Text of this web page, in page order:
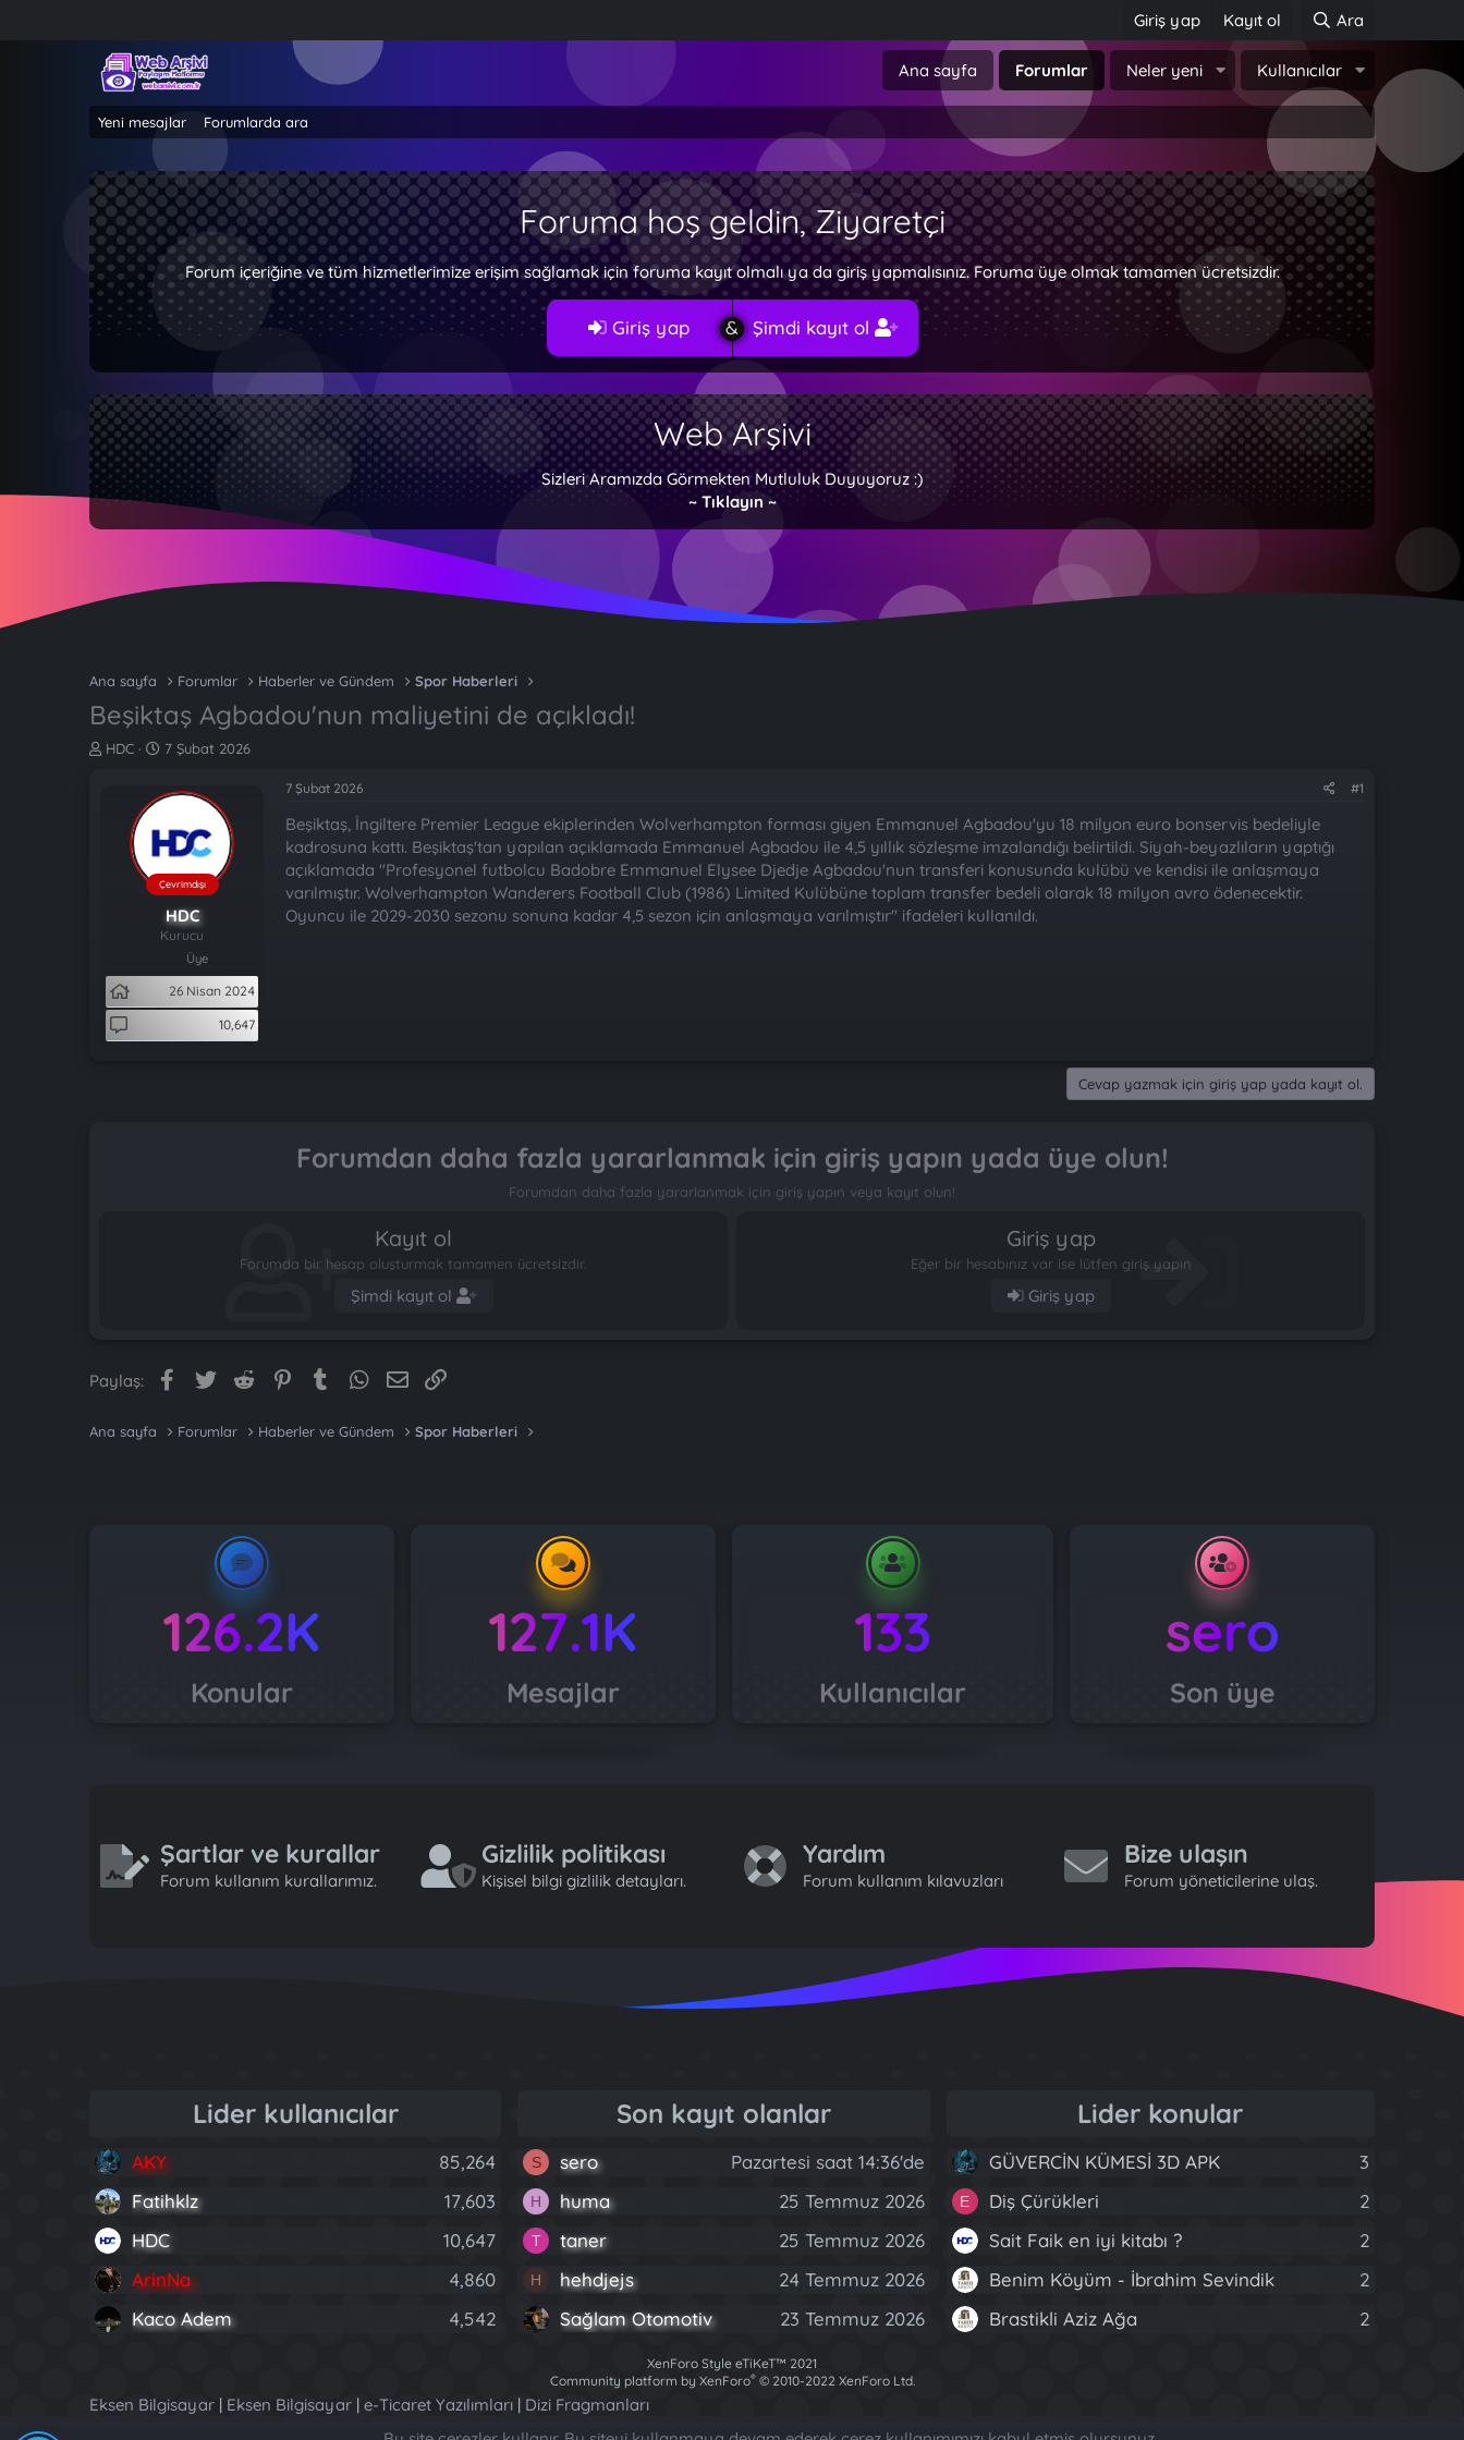
Giriş yap Kayıt ol Ara
Ana sayfa Forumlar Neler yeni Kullanıcılar
Yeni mesajlar Forumlarda ara
Foruma hoş geldin, Ziyaretçi
Forum içeriğine ve tüm hizmetlerimize erişim sağlamak için foruma kayıt olmalı ya da giriş yapmalısınız. Foruma üye olmak tamamen ücretsizdir.
Giriş yap Şimdi kayıt ol
Web Arşivi
Sizleri Aramızda Görmekten Mutluluk Duyuyoruz :)
~ Tıklayın ~
Ana sayfa Forumlar Haberler ve Gündem Spor Haberleri
Beşiktaş Agbadou'nun maliyetini de açıkladı!
K
t
a
n
HDC
B
a
n
ı
t
a
7 Şubat 2026
Çevrimdışı
HDC
Kurucu
Üye
26 Nisan 2024
10,647
7 Şubat 2026 #1
Beşiktaş, İngiltere Premier League ekiplerinden Wolverhampton forması giyen Emmanuel Agbadou'yu 18 milyon euro bonservis bedeliyle
kadrosuna kattı. Beşiktaş'tan yapılan açıklamada Emmanuel Agbadou ile 4,5 yıllık sözleşme imzalandığı belirtildi. Siyah-beyazlıların yaptığı
açıklamada "Profesyonel futbolcu Badobre Emmanuel Elysee Djedje Agbadou'nun transferi konusunda kulübü ve kendisi ile anlaşmaya
varılmıştır. Wolverhampton Wanderers Football Club (1986) Limited Kulübüne toplam transfer bedeli olarak 18 milyon avro ödenecektir.
Oyuncu ile 2029-2030 sezonu sonuna kadar 4,5 sezon için anlaşmaya varılmıştır'' ifadeleri kullanıldı.
Cevap yazmak için giriş yap yada kayıt ol.
Forumdan daha fazla yararlanmak için giriş yapın yada üye olun!
Forumdan daha fazla yararlanmak için giriş yapın veya kayıt olun!
Kayıt ol
Forumda bir hesap oluşturmak tamamen ücretsizdir.
Şimdi kayıt ol
Giriş yap
Eğer bir hesabınız var ise lütfen giriş yapın
Giriş yap
Paylaş: Facebook
Twitter Reddit PinterestTumblrWhatsApp
E-posta
Ana sayfa Forumlar Haberler ve Gündem Spor Haberleri
126.2K
Konular
127.1K
Mesajlar
133
Kullanıcılar
sero
Son üye
Şartlar ve kurallar
Forum kullanım kurallarımız.
Gizlilik politikası
Kişisel bilgi gizlilik detayları.
Yardım
Forum kullanım kılavuzları
Bize ulaşın
Forum yöneticilerine ulaş.
Lider kullanıcılar
AKY
85,264
Fatihklz
17,603
HDC
10,647
ArinNa
4,860
Kaco Adem
4,542
Son kayıt olanlar
S sero Pazartesi saat 14:36'de
H huma 25 Temmuz 2026
T taner 25 Temmuz 2026
H hehdjejs
24 Temmuz 2026
Sağlam Otomotiv
23 Temmuz 2026
Lider konular
GÜVERCİN KÜMESİ 3D APK 3
E Diş Çürükleri
2
Sait Faik en iyi kitabı ?
2
Benim Köyüm - İbrahim Sevindik
2
Brastikli Aziz Ağa
2
XenForo Style eTiKeT™ 2021
Community platform by XenForo® © 2010-2022 XenForo Ltd.
[XGT] Forum statistics system
Eksen Bilgisayar | Eksen Bilgisayar | e-Ticaret Yazılımları | Dizi Fragmanları